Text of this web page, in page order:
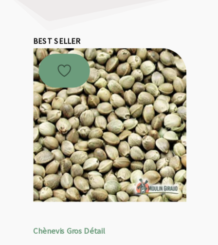
BEST SELLER
Chènevis Gros Détail